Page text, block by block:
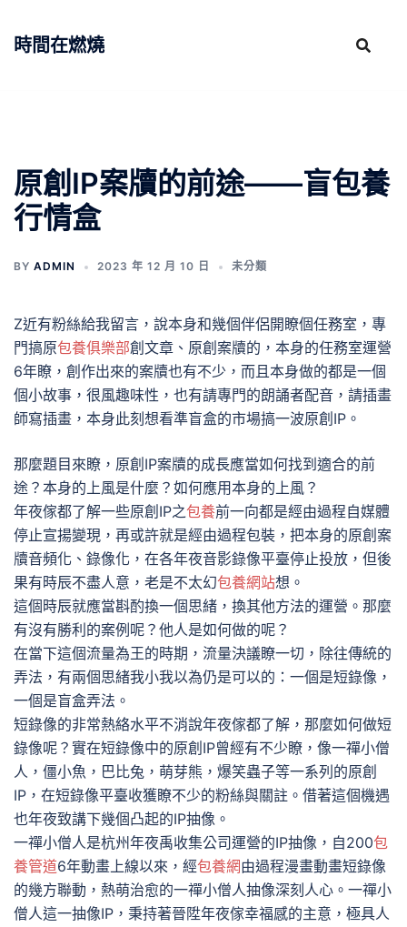
時間在燃燒
原創IP案牘的前途——盲包養
行情盒
BY ADMIN 2023 年 12 月 10 日 未分類
Z近有粉絲給我留言，說本身和幾個伴侶開瞭個任務室，專
門搞原包養俱樂部創文章、原創案牘的，本身的任務室運營
6年瞭，創作出來的案牘也有不少，而且本身做的都是一個
個小故事，很風趣味性，也有請專門的朗誦者配音，請插畫
師寫插畫，本身此刻想看準盲盒的市場搞一波原創IP。
那麼題目來瞭，原創IP案牘的成長應當如何找到適合的前
途？本身的上風是什麼？如何應用本身的上風？
年夜傢都了解一些原創IP之包養前一向都是經由過程自媒體
停止宣揚變現，再或許就是經由過程包裝，把本身的原創案
牘音頻化、錄像化，在各年夜音影錄像平臺停止投放，但後
果有時辰不盡人意，老是不太幻包養網站想。
這個時辰就應當斟酌換一個思緒，換其他方法的運營。那麼
有沒有勝利的案例呢？他人是如何做的呢？
在當下這個流量為王的時期，流量決議瞭一切，除往傳統的
弄法，有兩個思緒我小我以為仍是可以的：一個是短錄像，
一個是盲盒弄法。
短錄像的非常熱絡水平不消說年夜傢都了解，那麼如何做短
錄像呢？實在短錄像中的原創IP曾經有不少瞭，像一禪小僧
人，僵小魚，巴比兔，萌芽熊，爆笑蟲子等一系列的原創
IP，在短錄像平臺收獲瞭不少的粉絲與關註。借著這個機遇
也年夜致講下幾個凸起的IP抽像。
一禪小僧人是杭州年夜禹收集公司運營的IP抽像，自200包
養管道6年動畫上線以來，經包養網由過程漫畫動畫短錄像
的幾方聯動，熱萌治愈的一禪小僧人抽像深刻人心。一禪小
僧人這一抽像IP，秉持著晉陞年夜傢幸福感的主意，極具人